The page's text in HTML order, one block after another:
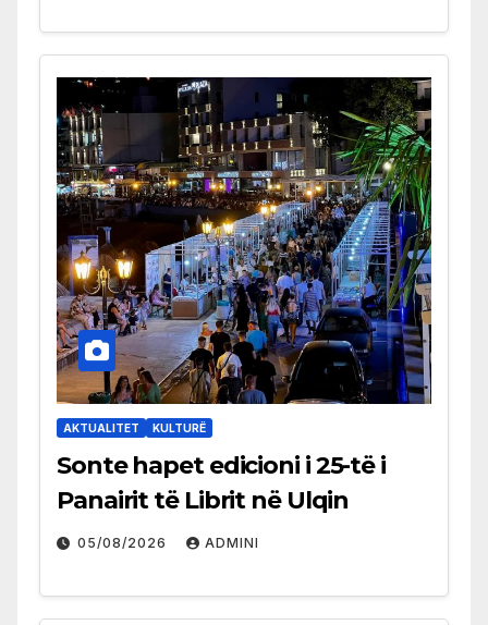
AKTUALITET KULTURË
Sonte hapet edicioni i 25-të i
Panairit të Librit në Ulqin
05/08/2026 ADMINI